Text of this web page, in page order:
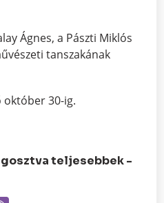
Ágnes, a Pászti Miklós
tanszakának
30-ig.
teljesebbek -